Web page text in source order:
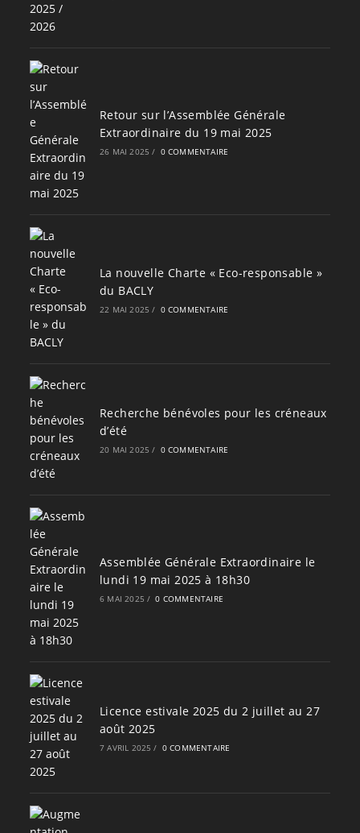
Retour sur l’Assemblée Générale
Extraordinaire du 19 mai 2025
26 MAI 2025 / 0 COMMENTAIRE
La nouvelle Charte « Eco-responsable »
du BACLY
22 MAI 2025 / 0 COMMENTAIRE
Recherche bénévoles pour les créneaux
d’été
20 MAI 2025 / 0 COMMENTAIRE
Assemblée Générale Extraordinaire le
lundi 19 mai 2025 à 18h30
6 MAI 2025 / 0 COMMENTAIRE
Licence estivale 2025 du 2 juillet au 27
août 2025
7 AVRIL 2025 / 0 COMMENTAIRE